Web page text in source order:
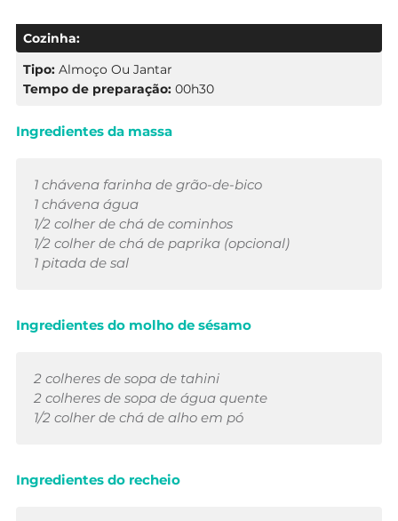
Cozinha:
Tipo: Almoço Ou Jantar
Tempo de preparação: 00h30
Ingredientes da massa
1 chávena farinha de grão-de-bico
1 chávena água
1/2 colher de chá de cominhos
1/2 colher de chá de paprika (opcional)
1 pitada de sal
Ingredientes do molho de sésamo
2 colheres de sopa de tahini
2 colheres de sopa de água quente
1/2 colher de chá de alho em pó
Ingredientes do recheio